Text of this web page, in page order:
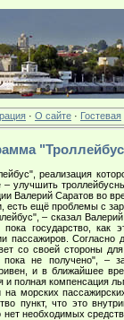
· О сайте· Гостевая
реализация
улучшить
Валерий Саратов во
ещё проблемы с
– сказал Валерий
государство, как
пассажиров.
со своей стороны
пока не получено", –
и в ближайшее
полная компенсация
морских
пункт, что это
нет необходимых